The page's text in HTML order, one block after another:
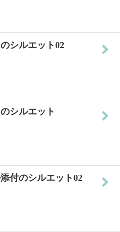
シルエット02
シルエット
付のシルエット02